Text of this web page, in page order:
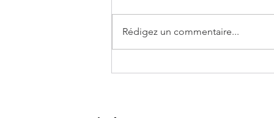
Maurice
Rédigez un commentaire...